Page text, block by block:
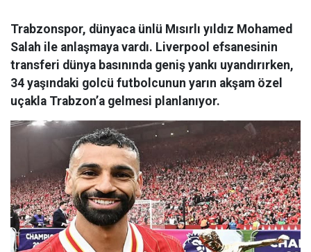
Trabzonspor, dünyaca ünlü Mısırlı yıldız Mohamed
Salah ile anlaşmaya vardı. Liverpool efsanesinin
transferi dünya basınında geniş yankı uyandırırken,
34 yaşındaki golcü futbolcunun yarın akşam özel
uçakla Trabzon’a gelmesi planlanıyor.